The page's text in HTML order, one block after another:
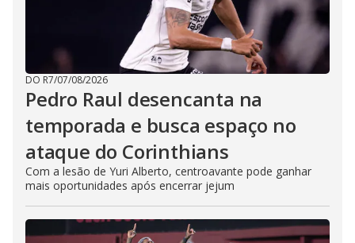
DO R7/07/08/2026
Pedro Raul desencanta na
temporada e busca espaço no
ataque do Corinthians
Com a lesão de Yuri Alberto, centroavante pode ganhar
mais oportunidades após encerrar jejum